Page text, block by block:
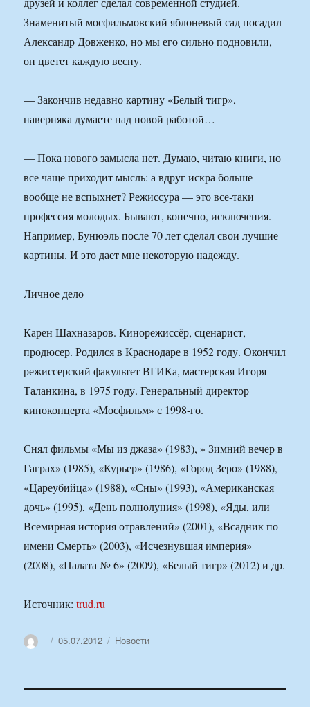
Знаменитый мосфильмовский яблоневый сад посадил
Александр Довженко, но мы его сильно подновили,
он цветет каждую весну.
— Закончив недавно картину «Белый тигр»,
наверняка думаете над новой работой…
— Пока нового замысла нет. Думаю, читаю книги, но
все чаще приходит мысль: а вдруг искра больше
вообще не вспыхнет? Режиссура — это все-таки
профессия молодых. Бывают, конечно, исключения.
Например, Бунюэль после 70 лет сделал свои лучшие
картины. И это дает мне некоторую надежду.
Личное дело
Карен Шахназаров. Кинорежиссёр, сценарист,
продюсер. Родился в Краснодаре в 1952 году. Окончил
режиссерский факультет ВГИКа, мастерская Игоря
Таланкина, в 1975 году. Генеральный директор
киноконцерта «Мосфильм» с 1998-го.
Снял фильмы «Мы из джаза» (1983), » Зимний вечер в
Гаграх» (1985), «Курьер» (1986), «Город Зеро» (1988),
«Цареубийца» (1988), «Сны» (1993), «Американская
дочь» (1995), «День полнолуния» (1998), «Яды, или
Всемирная история отравлений» (2001), «Всадник по
имени Смерть» (2003), «Исчезнувшая империя»
(2008), «Палата № 6» (2009), «Белый тигр» (2012) и др.
Источник:trud.ru
АвторОпубликовано
05.07.2012 Рубрики
Новости